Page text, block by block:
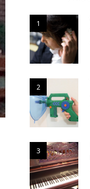
1
2
3